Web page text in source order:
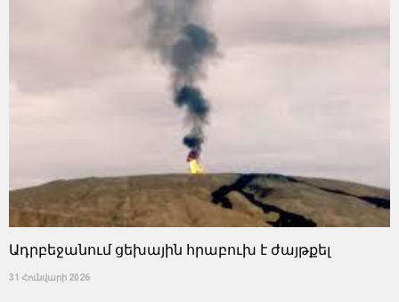
Ադրբեջանում ցեխային հրաբուխ է ժայթքել
31 Հունվարի 2026